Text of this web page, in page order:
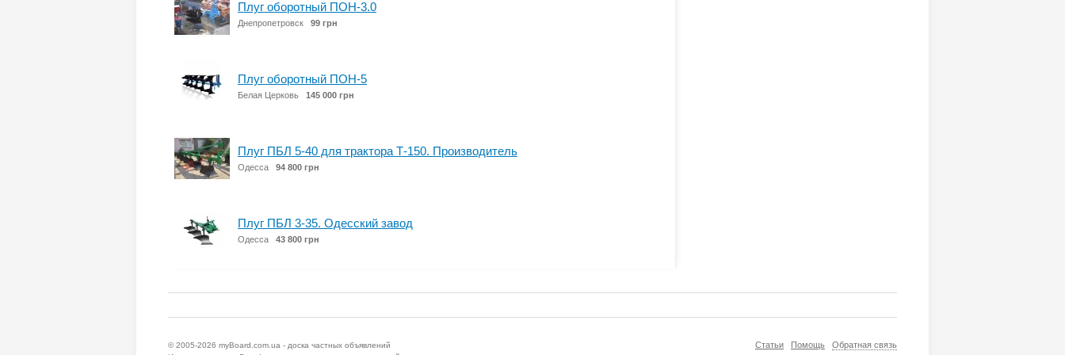
Плуг оборотный ПОН-3.0
Днепропетровск 99 грн
Плуг оборотный ПОН-5
Белая Церковь 145 000 грн
Плуг ПБЛ 5-40 для трактора Т-150. Производитель
Одесса 94 800 грн
Плуг ПБЛ 3-35. Одесский завод
Одесса 43 800 грн
Статьи Помощь Обратная связь
© 2005-2026 myBoard.com.ua - доска частных объявлений